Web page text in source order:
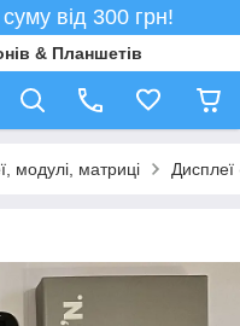
від 300 грн!
& Планшетів
модулі, матриці